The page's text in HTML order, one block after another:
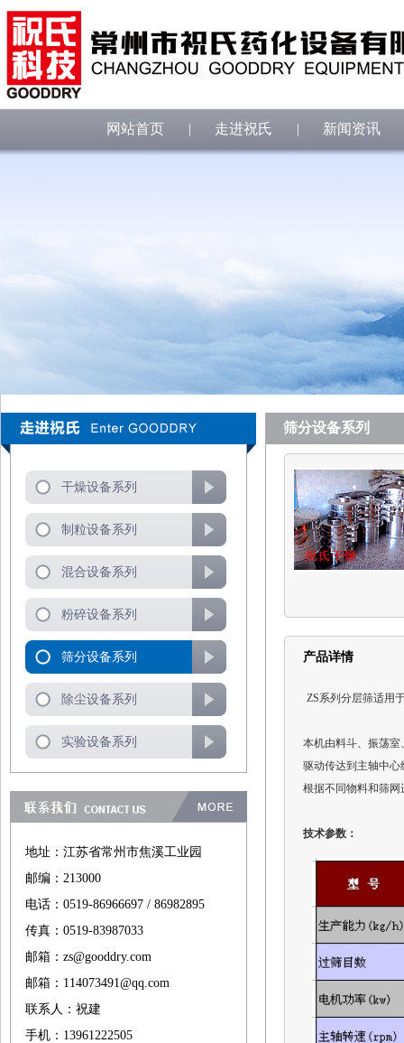
网站首页 | 走进祝氏 | 新闻资讯
干燥设备系列
制粒设备系列
混合设备系列
粉碎设备系列
筛分设备系列
除尘设备系列
实验设备系列
地址：江苏省常州市焦溪工业园
邮编：213000
电话：0519-86966697 / 86982895
传真：0519-83987033
邮箱：zs@gooddry.com
邮箱：114073491@qq.com
联系人：祝建
手机：13961222505
筛分设备系列
产品详情
ZS系列分层筛适用
本机由料斗、振荡
驱动传达到主轴中
根据不同物料和筛网
技术参数：